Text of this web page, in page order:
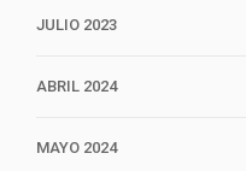
JULIO 2023
ABRIL 2024
MAYO 2024